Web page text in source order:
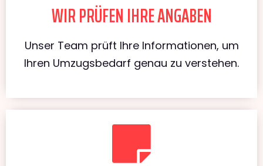
WIR PRÜFEN IHRE ANGABEN
Unser Team prüft Ihre Informationen, um
Ihren Umzugsbedarf genau zu verstehen.